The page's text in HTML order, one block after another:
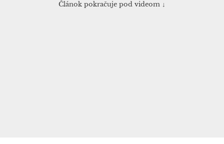
Článok pokračuje pod videom ↓